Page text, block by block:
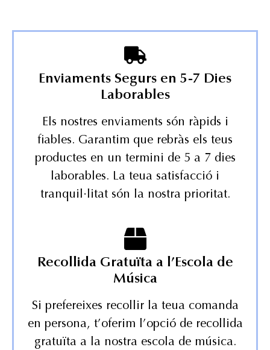
Enviaments Segurs en 5-7 Dies
Laborables
Els nostres enviaments són ràpids i
fiables. Garantim que rebràs els teus
productes en un termini de 5 a 7 dies
laborables. La teua satisfacció i
tranquil·litat són la nostra prioritat.
Recollida Gratuïta a l’Escola de
Música
Si prefereixes recollir la teua comanda
en persona, t’oferim l’opció de recollida
gratuïta a la nostra escola de música.